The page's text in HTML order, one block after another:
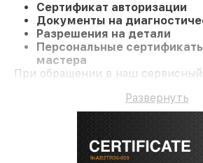
Сертификат авторизации
Документы на
Разрешения на детали
Персональные
мастера
При обращении в наш
получает компетентное
долгосрочную гарантию на
Развернуть